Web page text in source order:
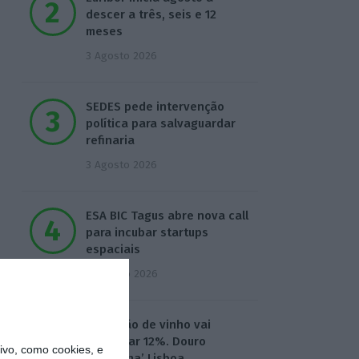
como cookies, e
descer a três, seis e 12
meses
3 Agosto 2026
SEDES pede intervenção
política para salvaguardar
refinaria
3 Agosto 2026
ESA BIC Tagus abre nova call
para incubar startups
espaciais
4 Agosto 2026
Produção de vinho vai
aumentar 12%. Douro